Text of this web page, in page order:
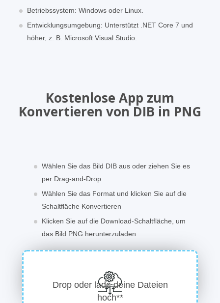
Betriebssystem: Windows oder Linux.
Entwicklungsumgebung: Unterstützt .NET Core 7 und
höher, z. B. Microsoft Visual Studio.
Kostenlose App zum
Konvertieren von DIB in PNG
Wählen Sie das Bild DIB aus oder ziehen Sie es
per Drag-and-Drop
Wählen Sie das Format und klicken Sie auf die
Schaltfläche Konvertieren
Klicken Sie auf die Download-Schaltfläche, um
das Bild PNG herunterzuladen
Drop oder lade deine Dateien
hoch**